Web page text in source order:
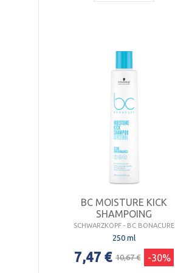
BC MOISTURE KICK
SHAMPOING
SCHWARZKOPF - BC BONACURE
250 ml
7,47 € 10,67 € -30%